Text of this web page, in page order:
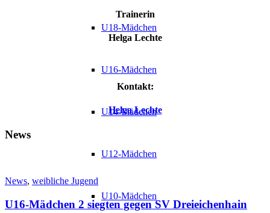
U18-Mädchen
U16-Mädchen
U14-Mädchen
U12-Mädchen
U10-Mädchen
Trainerin
Helga Lechte
Kontakt:
Helga Lechte
News
News, weibliche Jugend
U16-Mädchen 2 siegten gegen SV Dreieichenhain